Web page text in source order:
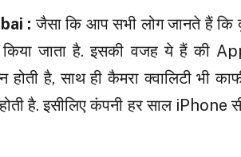
: जैसा कि आप सभी लोग जानते हैं कि
जाता है. इसकी वजह ये हैं की
है, साथ ही कैमरा क्वालिटी भी
है. इसीलिए कंपनी हर साल iPhone